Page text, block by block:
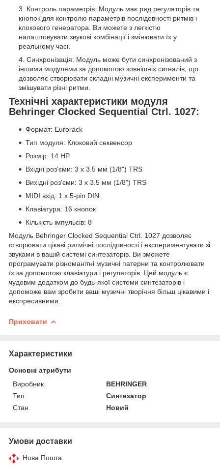
Контроль параметрів: Модуль має ряд регуляторів та
кнопок для контролю параметрів послідовності ритмів і
клокового генератора. Ви можете з легкістю
налаштовувати звукові комбінації і змінювати їх у
реальному часі.
Синхронізація: Модуль може бути синхронізований з
іншими модулями за допомогою зовнішніх сигналів, що
дозволяє створювати складні музичні експерименти та
змішувати різні ритми.
Технічні характеристики модуля
Behringer Clocked Sequential Ctrl. 1027:
Формат: Eurorack
Тип модуля: Клоковий секвенсор
Розмір: 14 HP
Вхідні роз'єми: 3 x 3.5 мм (1/8") TRS
Вихідні роз'єми: 3 x 3.5 мм (1/8") TRS
MIDI вхід: 1 x 5-pin DIN
Клавіатура: 16 кнопок
Кількість імпульсів: 8
Модуль Behringer Clocked Sequential Ctrl. 1027 дозволяє
створювати цікаві ритмічні послідовності і експериментувати зі
звуками в вашій системі синтезаторів. Ви зможете
програмувати різноманітні музичні патерни та контролювати
їх за допомогою клавіатури і регуляторів. Цей модуль є
чудовим додатком до будь-якої системи синтезаторів і
допоможе вам зробити ваші музичні творіння більш цікавими і
експресивними.
Приховати
Характеристики
Основні атрибути
Виробник
BEHRINGER
Тип
Синтезатор
Стан
Новий
Умови доставки
Нова Пошта